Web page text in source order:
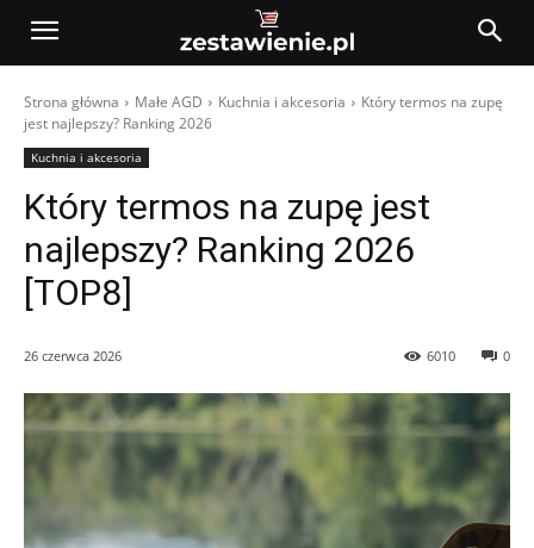
Strona główna Małe AGD Kuchnia i akcesoria
Który termos na zupę
jest najlepszy? Ranking 2026
Kuchnia i akcesoria
Który termos na zupę jest
najlepszy? Ranking 2026
[TOP8]
26 czerwca 2026 0
6010